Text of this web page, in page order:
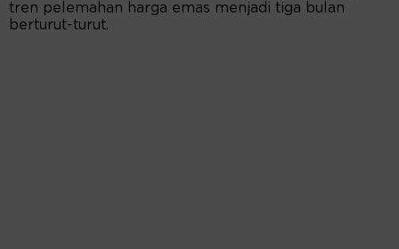
tren pelemahan harga emas menjadi tiga bulan
berturut-turut.